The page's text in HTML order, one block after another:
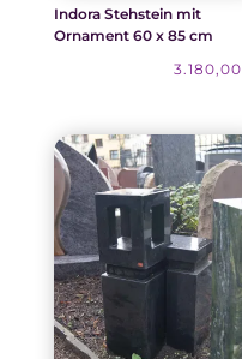
Indora Stehstein mit
Ornament 60 x 85 cm
3.180,00